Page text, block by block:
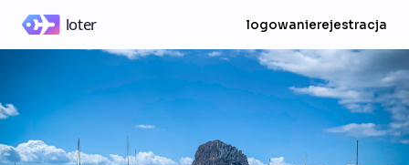
logowanierejestracja